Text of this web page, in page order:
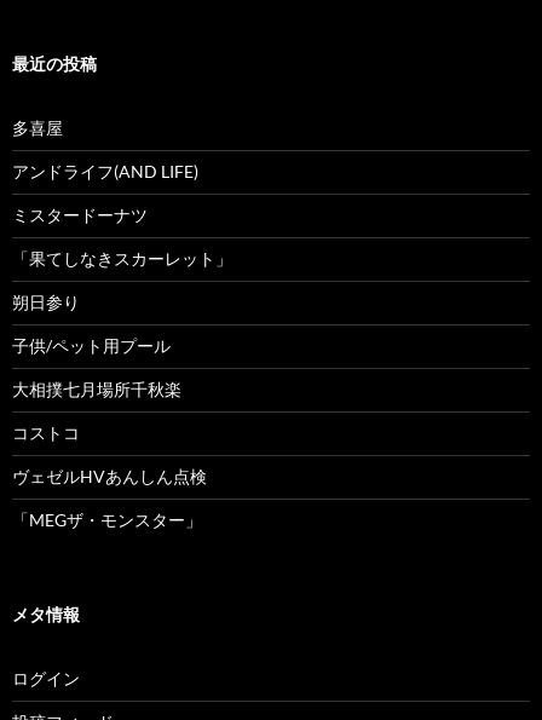
最近の投稿
多喜屋
アンドライフ(AND LIFE)
ミスタードーナツ
「果てしなきスカーレット」
朔日参り
子供/ペット用プール
大相撲七月場所千秋楽
コストコ
ヴェゼルHVあんしん点検
「MEGザ・モンスター」
メタ情報
ログイン